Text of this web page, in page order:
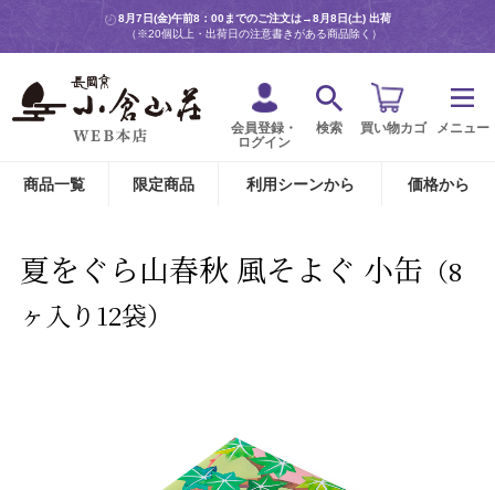
8月7日(金)午前8：00までのご注文は→8月8日(土) 出荷
（※20個以上・出荷日の注意書きがある商品除く）
会員登録・
ログイン
検索 買い物カゴ メニュー
商品一覧 限定商品 利用シーンから 価格から
夏をぐら山春秋 風そよぐ 小缶 （8
ヶ入り12袋）